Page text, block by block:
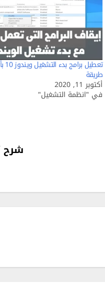
طريقة
أكتوبر 11, 2020
في "انظمة التشغيل"